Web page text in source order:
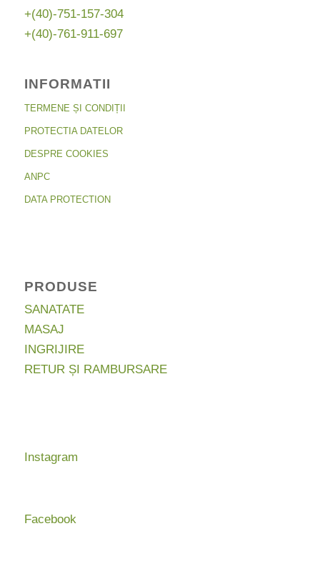
+(40)-751-157-304
+(40)-761-911-697
INFORMATII
TERMENE ȘI CONDIȚII
PROTECTIA DATELOR
DESPRE COOKIES
ANPC
DATA PROTECTION
PRODUSE
SANATATE
MASAJ
INGRIJIRE
RETUR ȘI RAMBURSARE
Instagram
Facebook